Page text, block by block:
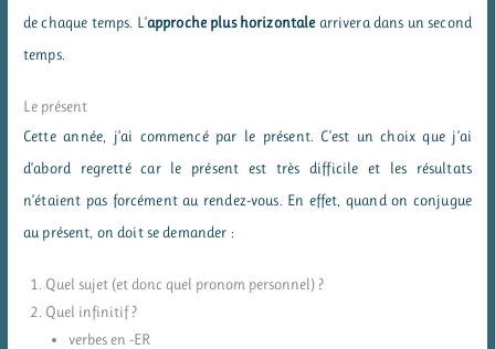
de chaque temps. L’approche plus horizontalearrivera dans un second
temps.
Le présent
Cette année, j’ai commencé par le présent. C’est un choix que j’ai
d’abord regretté car le présent est très difficile et les résultats
n’étaient pas forcément au rendez-vous. En effet, quand on conjugue
au présent, on doit se demander :
Quel sujet (et donc quel pronom personnel) ?
Quel infinitif ?
verbes en -ER